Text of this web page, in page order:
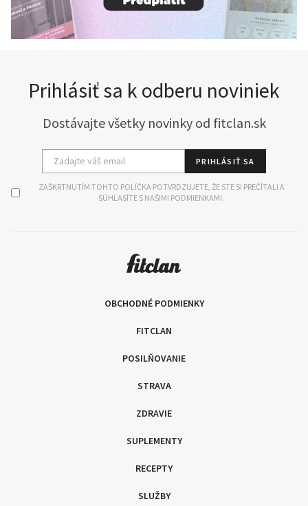
Prihlásiť sa k odberu noviniek
Dostávajte všetky novinky od fitclan.sk
PRIHLÁSIŤ SA
ZAŠKRTNUTÍM TOHTO POLÍČKA POTVRDZUJETE, ŽE STE SI PREČÍTALI A
SÚHLASÍTE S NAŠIMI PODMIENKAMI.
OBCHODNÉ PODMIENKY
FITCLAN
POSILŇOVANIE
STRAVA
ZDRAVIE
SUPLEMENTY
RECEPTY
SLUŽBY